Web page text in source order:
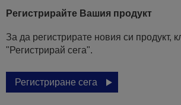
Регистрирайте Вашия продукт
За да регистрирате новия си продукт,
"Регистрирай сега".
Регистриране сега